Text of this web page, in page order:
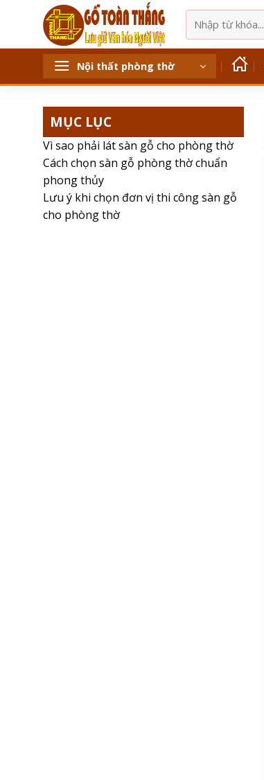
kiếm:
Nội thất phòng thờ
MỤC LỤC
Vì sao phải lát sàn gỗ cho phòng thờ
Cách chọn sàn gỗ phòng thờ chuẩn
phong thủy
Lưu ý khi chọn đơn vị thi công sàn gỗ
cho phòng thờ